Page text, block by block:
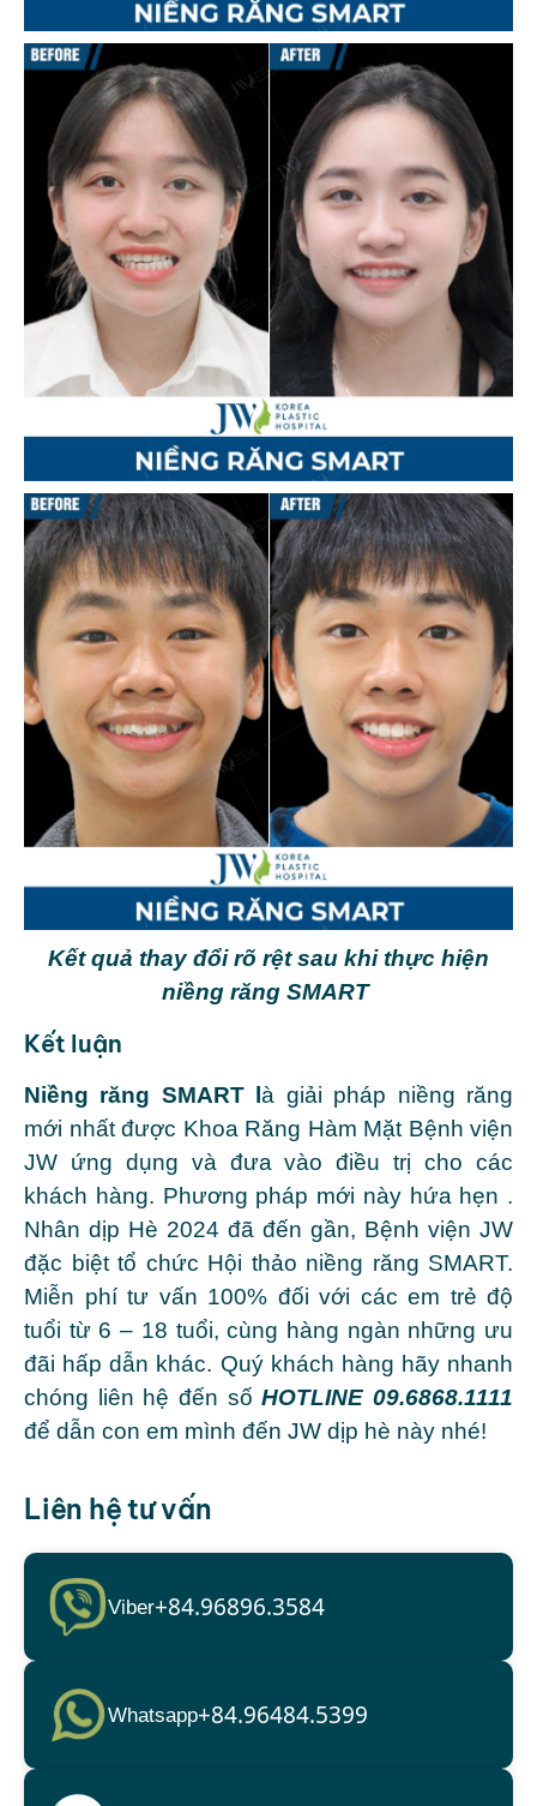
Kết quả thay đổi rõ rệt sau khi thực hiện
niềng răng SMART
Kết luận
Niềng răng SMARTlà giải pháp niềng răng
mới nhất được Khoa Răng Hàm Mặt Bệnh viện
JW ứng dụng và đưa vào điều trị cho các
khách hàng. Phương pháp mới này hứa hẹn .
Nhân dịp Hè 2024 đã đến gần, Bệnh viện JW
đặc biệt tổ chức Hội thảo niềng răng SMART.
Miễn phí tư vấn 100% đối với các em trẻ độ
tuổi từ 6 – 18 tuổi, cùng hàng ngàn những ưu
đãi hấp dẫn khác. Quý khách hàng hãy nhanh
chóng liên hệ đến sốHOTLINE09.6868.1111
để dẫn con em mình đến JW dịp hè này nhé!
Liên hệ tư vấn
Viber+84.96896.3584
Whatsapp+84.96484.5399